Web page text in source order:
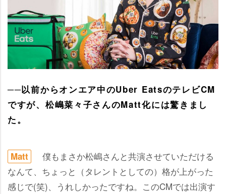
──以前からオンエア中のUber EatsのテレビCM
ですが、松嶋菜々子さんのMatt化には驚きまし
た。
Matt
僕もまさか松嶋さんと共演させていただける
なんて、ちょっと（タレントとしての）格が上がった
感じで(笑)、うれしかったですね。このCMでは出演す